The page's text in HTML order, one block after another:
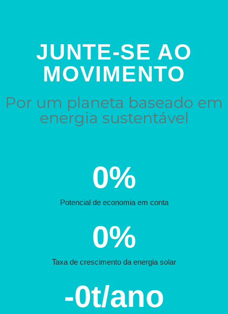
JUNTE-SE AO
MOVIMENTO
Por um planeta baseado em
energia sustentável
Potencial de economia em conta
0%
Taxa de crescimento da energia solar
0%
-0t/ano